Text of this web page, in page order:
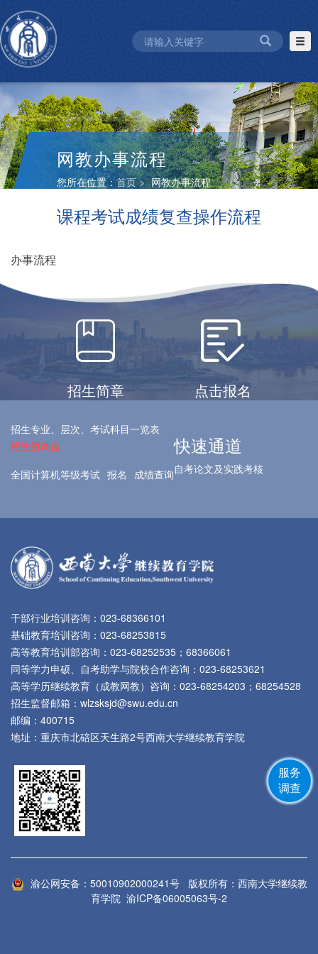
服务
调查
网教办事流程
您所在位置：首页 > 网教办事流程
课程考试成绩复查操作流程
办事流程
招生简章 点击报名
招生专业、层次、考试科目一览表
招生咨询点
全国计算机等级考试 报名 成绩查询
快速通道
自考论文及实践考核
干部行业培训咨询：023-68366101
基础教育培训咨询：023-68253815
高等教育培训部咨询：023-68252535；68366061
同等学力申硕、自考助学与院校合作咨询：023-68253621
高等学历继续教育（成教网教）咨询：023-68254203；68254528
招生监督邮箱：wlzsksjd@swu.edu.cn
邮编：400715
地址：重庆市北碚区天生路2号西南大学继续教育学院
渝公网安备：50010902000241号
版权所有：西南大学继续教
育学院 渝ICP备06005063号-2